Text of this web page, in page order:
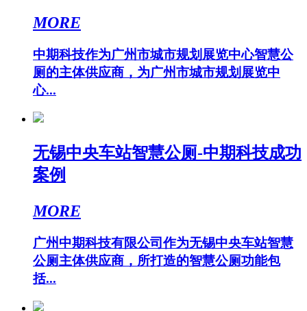
MORE
中期科技作为广州市城市规划展览中心智慧公
厕的主体供应商，为广州市城市规划展览中
心...
无锡中央车站智慧公厕-中期科技成功
案例
MORE
广州中期科技有限公司作为无锡中央车站智慧
公厕主体供应商，所打造的智慧公厕功能包
括...